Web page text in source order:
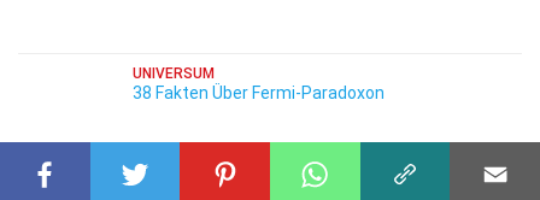
UNIVERSUM
38 Fakten Über Fermi-Paradoxon